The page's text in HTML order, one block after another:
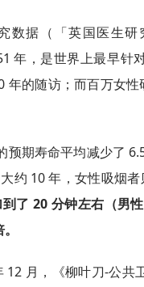
数据（「英国医生
年，是世界上最早针
年的随访；而百万女
期寿命平均减少了
约 10 年，女性吸烟
了 20 分钟左右（男
月，《柳叶刀-公共